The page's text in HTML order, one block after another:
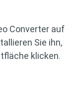
Converter auf
Sie ihn,
klicken.